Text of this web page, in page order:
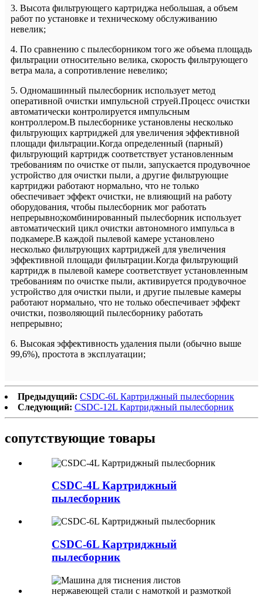
3. Высота фильтрующего картриджа небольшая, а объем
работ по установке и техническому обслуживанию
невелик;
4. По сравнению с пылесборником того же объема площадь
фильтрации относительно велика, скорость фильтрующего
ветра мала, а сопротивление невелико;
5. Одномашинный пылесборник использует метод
оперативной очистки импульсной струей.Процесс очистки
автоматически контролируется импульсным
контроллером.В пылесборнике установлены несколько
фильтрующих картриджей для увеличения эффективной
площади фильтрации.Когда определенный (парный)
фильтрующий картридж соответствует установленным
требованиям по очистке от пыли, запускается продувочное
устройство для очистки пыли, а другие фильтрующие
картриджи работают нормально, что не только
обеспечивает эффект очистки, не влияющий на работу
оборудования, чтобы пылесборник мог работать
непрерывно;комбинированный пылесборник использует
автоматический цикл очистки автономного импульса в
подкамере.В каждой пылевой камере установлено
несколько фильтрующих картриджей для увеличения
эффективной площади фильтрации.Когда фильтрующий
картридж в пылевой камере соответствует установленным
требованиям по очистке пыли, активируется продувочное
устройство для очистки пыли, и другие пылевые камеры
работают нормально, что не только обеспечивает эффект
очистки, позволяющий пылесборнику работать
непрерывно;
6. Высокая эффективность удаления пыли (обычно выше
99,6%), простота в эксплуатации;
Предыдущий: CSDC-6L Картриджный пылесборник
Следующий: CSDC-12L Картриджный пылесборник
сопутствующие товары
CSDC-4L Картриджный
пылесборник
CSDC-6L Картриджный
пылесборник